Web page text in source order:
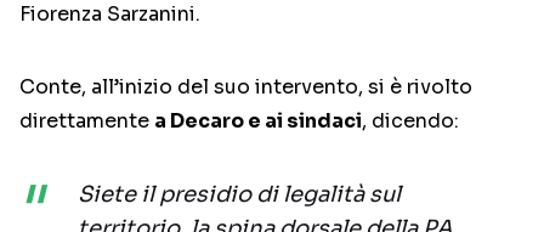
Fiorenza Sarzanini.
Conte, all’inizio del suo intervento, si è rivolto
direttamente a Decaro e ai sindaci, dicendo:
Siete il presidio di legalità sul